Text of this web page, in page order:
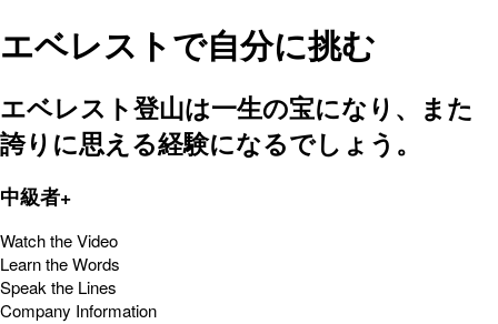
エベレストで自分に挑む
エベレスト登山は一生の宝になり、また
誇りに思える経験になるでしょう。
中級者+
Watch the Video
Learn the Words
Speak the Lines
Company Information